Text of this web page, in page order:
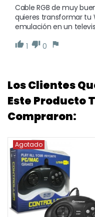
Cable RGB de muy
quieres transformar tu
emulación en un
1
0
Los Clientes
Este Producto
Compraron:
Agotado